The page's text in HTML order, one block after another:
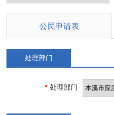
公民申请表
处理部门
* 处理部门